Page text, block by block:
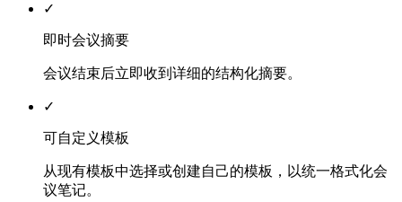
✓
即时会议摘要
会议结束后立即收到详细的结构化摘要。
✓
可自定义模板
从现有模板中选择或创建自己的模板，以统一格式化会
议笔记。